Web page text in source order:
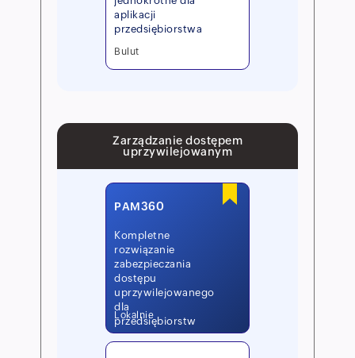
aplikacji
przedsiębiorstwa
Bulut
Zarządzanie dostępem
uprzywilejowanym
PAM360
Kompletne
rozwiązanie
zabezpieczania
dostępu
uprzywilejowanego
dla
przedsiębiorstw
Lokalnie